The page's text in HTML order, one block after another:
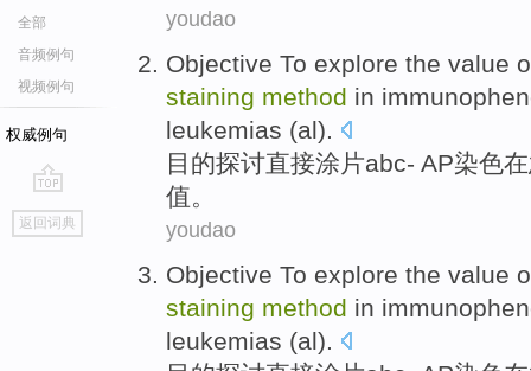
全部
音频例句
视频例句
权威例句
go
top
返回词典
youdao
Objective To explore the value
staining method in
leukemias (al).
目的探讨直接涂片abc- AP染色在
值。
youdao
Objective To explore the value
staining method in
leukemias (al).